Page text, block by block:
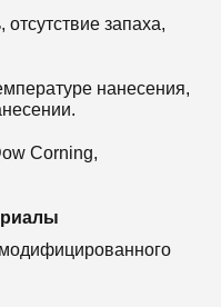
отсутствие запаха,
нанесения,
Corning,